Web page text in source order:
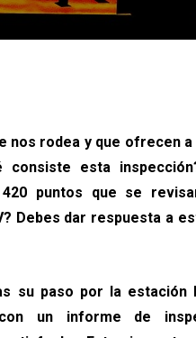
nos rodea y que ofrecen
esta
puntos que se
Debes dar respuesta a
su paso por la
un informe de